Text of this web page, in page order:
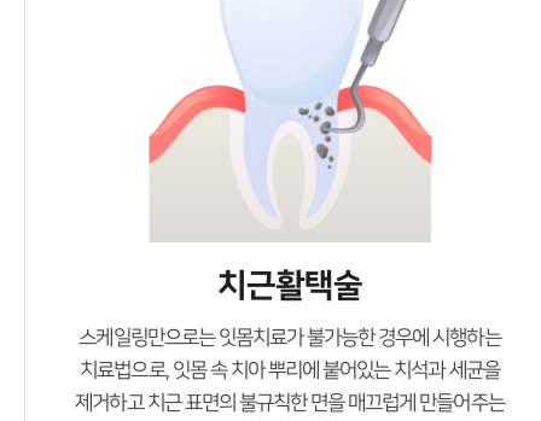
치근활택술
스케일링만으로는 잇몸치료가 불가능한 경우에 시행하는
치료법으로, 잇몸 속 치아 뿌리에 붙어있는치석과 세균을
제거하고 치근 표면의 불규칙한 면을 매끄럽게 만들어주는